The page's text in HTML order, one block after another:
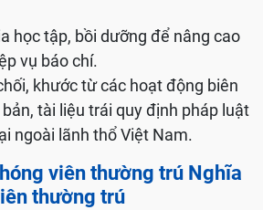
học tập, bồi dưỡng để nâng cao
vụ báo chí.
khước từ các hoạt động biên
tài liệu trái quy định pháp luật
ngoài lãnh thổ Việt Nam.
viên thường trú Nghĩa
thường trú